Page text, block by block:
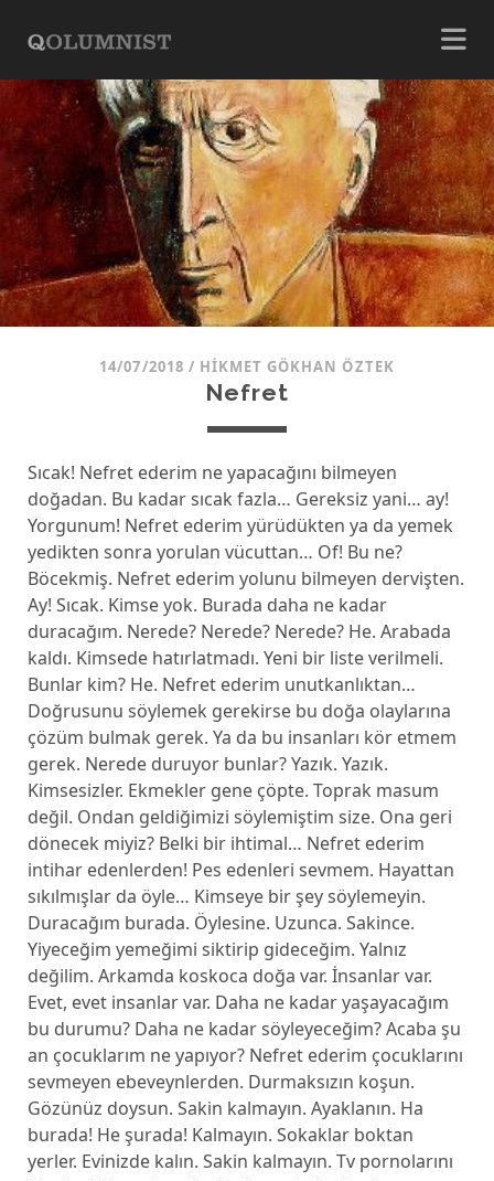
14/07/2018 / HIKMET GÖKHAN ÖZTEK
Nefret
Sıcak! Nefret ederim ne yapacağını bilmeyen
doğadan. Bu kadar sıcak fazla… Gereksiz yani… ay!
Yorgunum! Nefret ederim yürüdükten ya da yemek
yedikten sonra yorulan vücuttan… Of! Bu ne?
Böcekmiş. Nefret ederim yolunu bilmeyen dervişten.
Ay! Sıcak. Kimse yok. Burada daha ne kadar
duracağım. Nerede? Nerede? Nerede? He. Arabada
kaldı. Kimsede hatırlatmadı. Yeni bir liste verilmeli.
Bunlar kim? He. Nefret ederim unutkanlıktan…
Doğrusunu söylemek gerekirse bu doğa olaylarına
çözüm bulmak gerek. Ya da bu insanları kör etmem
gerek. Nerede duruyor bunlar? Yazık. Yazık.
Kimsesizler. Ekmekler gene çöpte. Toprak masum
değil. Ondan geldiğimizi söylemiştim size. Ona geri
dönecek miyiz? Belki bir ihtimal… Nefret ederim
intihar edenlerden! Pes edenleri sevmem. Hayattan
sıkılmışlar da öyle… Kimseye bir şey söylemeyin.
Duracağım burada. Öylesine. Uzunca. Sakince.
Yiyeceğim yemeğimi siktirip gideceğim. Yalnız
değilim. Arkamda koskoca doğa var. İnsanlar var.
Evet, evet insanlar var. Daha ne kadar yaşayacağım
bu durumu? Daha ne kadar söyleyeceğim? Acaba şu
an çocuklarım ne yapıyor? Nefret ederim çocuklarını
sevmeyen ebeveynlerden. Durmaksızın koşun.
Gözünüz doysun. Sakin kalmayın. Ayaklanın. Ha
burada! He şurada! Kalmayın. Sokaklar boktan
yerler. Evinizde kalın. Sakin kalmayın. Tv pornolarını